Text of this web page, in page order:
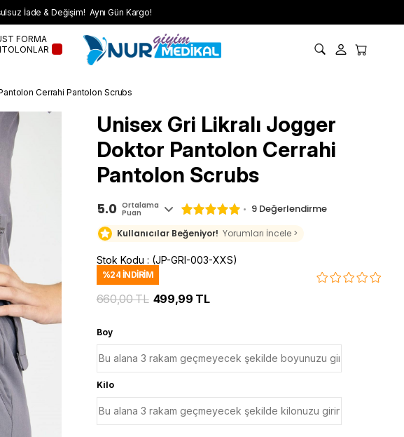
İade & Değişim! Aynı Gün Kargo!
FORMA
Cerrahi Pantolon Scrubs
Unisex Gri Likralı Jogger
Doktor Pantolon Cerrahi
Pantolon Scrubs
5.0 Ortalama
Puan 9 Değerlendirme
Kullanıcılar Beğeniyor! Yorumları İncele >
Stok Kodu (JP-GRI-003-XXS)
%24 İNDIRIM
660,00 TL 499,99 TL
Boy
Kilo